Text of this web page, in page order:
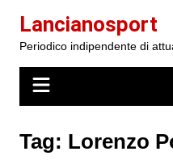
contenuto
Lancianosport
Periodico indipendente di
Tag: Lorenzo